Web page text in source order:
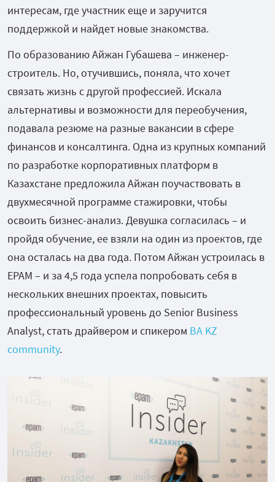
интересам, где участник еще и заручится
поддержкой и найдет новые знакомства.
По образованию Айжан Губашева – инженер-
строитель. Но, отучившись, поняла, что хочет
связать жизнь с другой профессией. Искала
альтернативы и возможности для переобучения,
подавала резюме на разные вакансии в сфере
финансов и консалтинга. Одна из крупных компаний
по разработке корпоративных платформ в
Казахстане предложила Айжан поучаствовать в
двухмесячной программе стажировки, чтобы
освоить бизнес-анализ. Девушка согласилась – и
пройдя обучение, ее взяли на один из проектов, где
она осталась на два года. Потом Айжан устроилась в
EPAM – и за 4,5 года успела попробовать себя в
нескольких внешних проектах, повысить
профессиональный уровень до Senior Business
Analyst, стать драйвером и спикером BA KZ
community.